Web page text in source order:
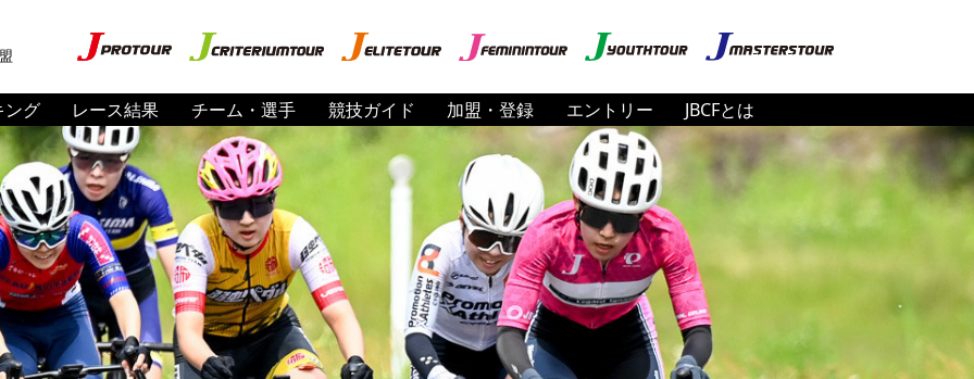
ング レース結果 チーム・選手 競技ガイド 加盟・登録 エントリー JBCFとは